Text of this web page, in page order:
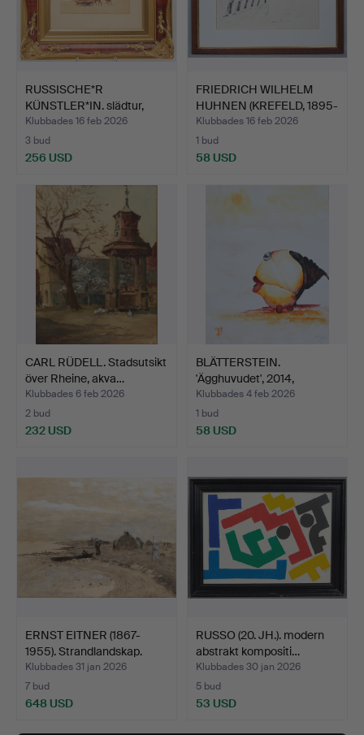
RUSSISCHE*R
KÜNSTLER*IN. slädtur,
akvarell…
Klubbades 16 feb 2026
3 bud
256 USD
FRIEDRICH WILHELM
HUHNEN (KREFELD, 1895-
19…
Klubbades 16 feb 2026
1 bud
58 USD
CARL RÜDELL. Stadsutsikt
över Rheine, akva…
Klubbades 6 feb 2026
2 bud
232 USD
BLÄTTERSTEIN.
'Ägghuvudet', 2014,
akvarell…
Klubbades 4 feb 2026
1 bud
58 USD
ERNST EITNER (1867-
1955). Strandlandskap.
Klubbades 31 jan 2026
7 bud
648 USD
RUSSO (20. JH.). modern
abstrakt kompositi…
Klubbades 30 jan 2026
5 bud
53 USD